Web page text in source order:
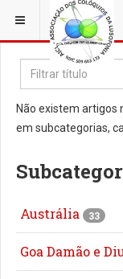
ESTÁ EM...
Filtrar
título
Não existem artigos
em subcategorias,
Austrália 33
Goa Damão e